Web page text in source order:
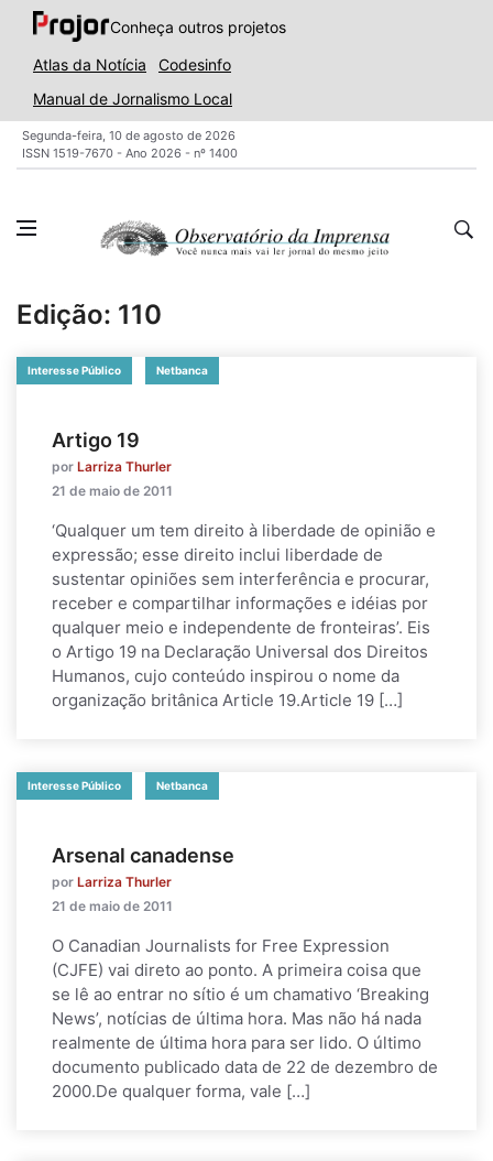
Conheça outros projetos
Atlas da Notícia
Codesinfo
Manual de Jornalismo Local
Segunda-feira, 10 de agosto de 2026
ISSN 1519-7670 - Ano 2026 - nº 1400
Edição: 110
Interesse Público Netbanca
Artigo 19
por Larriza Thurler
21 de maio de 2011
‘Qualquer um tem direito à liberdade de opinião e
expressão; esse direito inclui liberdade de
sustentar opiniões sem interferência e procurar,
receber e compartilhar informações e idéias por
qualquer meio e independente de fronteiras’. Eis
o Artigo 19 na Declaração Universal dos Direitos
Humanos, cujo conteúdo inspirou o nome da
organização britânica Article 19.Article 19 […]
Interesse Público Netbanca
Arsenal canadense
por Larriza Thurler
21 de maio de 2011
O Canadian Journalists for Free Expression
(CJFE) vai direto ao ponto. A primeira coisa que
se lê ao entrar no sítio é um chamativo ‘Breaking
News’, notícias de última hora. Mas não há nada
realmente de última hora para ser lido. O último
documento publicado data de 22 de dezembro de
2000.De qualquer forma, vale […]